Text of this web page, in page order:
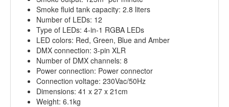
Smoke fluid tank capacity: 2.8 liters
Number of LEDs: 12
Type of LEDs: 4-in-1 RGBA LEDs
LED colors: Red, Green, Blue and Amber
DMX connection: 3-pin XLR
Number of DMX channels: 8
Power connection: Power connector
Connection voltage: 230Vac/50Hz
Dimensions: 41 x 27 x 21cm
Weight: 6.1kg